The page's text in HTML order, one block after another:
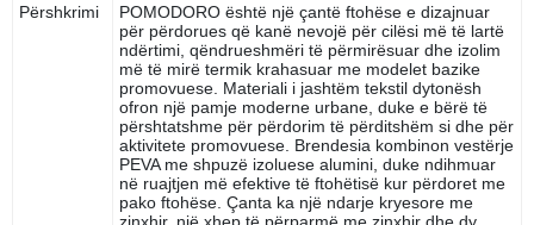
Përshkrimi
POMODORO është një çantë ftohëse e dizajnuar
për përdorues që kanë nevojë për cilësi më të lartë
ndërtimi, qëndrueshmëri të përmirësuar dhe izolim
më të mirë termik krahasuar me modelet bazike
promovuese. Materiali i jashtëm tekstil dytonësh
ofron një pamje moderne urbane, duke e bërë të
përshtatshme për përdorim të përditshëm si dhe për
aktivitete promovuese. Brendesia kombinon vestërje
PEVA me shpuzë izoluese alumini, duke ndihmuar
në ruajtjen më efektive të ftohëtisë kur përdoret me
pako ftohëse. Çanta ka një ndarje kryesore me
zinxhir, një xhep të përparmë me zinxhir dhe dy